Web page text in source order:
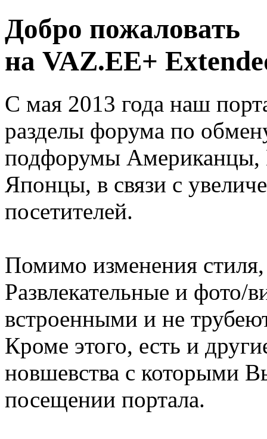
Добро пожаловать
на VAZ.EE+
С мая 2013 года наш
разделы форума по
подфорумы
Японцы, в связи с
посетителей.
Помимо изменения
Развлекательные и фото/
встроенными и не
Кроме этого, есть и
новшевства с которыми
посещении портала.